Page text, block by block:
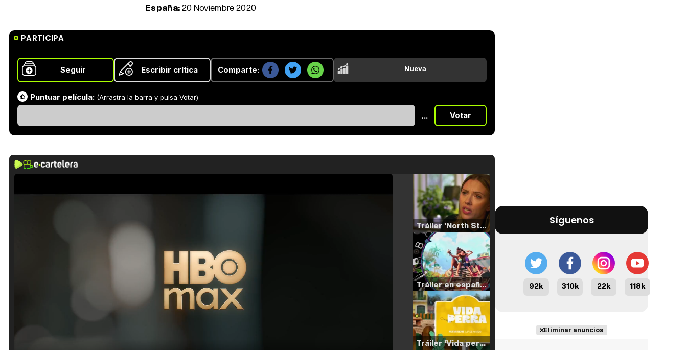
España:20 Noviembre 2020
PARTICIPA
Seguir Escribir crítica Comparte: Nueva
Puntuar película: (Arrastra la barra y pulsa Votar)
... Votar
Tráiler 'North Star' (2023)
Tráiler en español de 'La isla olvidada'
Tráiler 'Vida perra' (2026)
Síguenos
92k 310k 22k 118k
Eliminar anuncios